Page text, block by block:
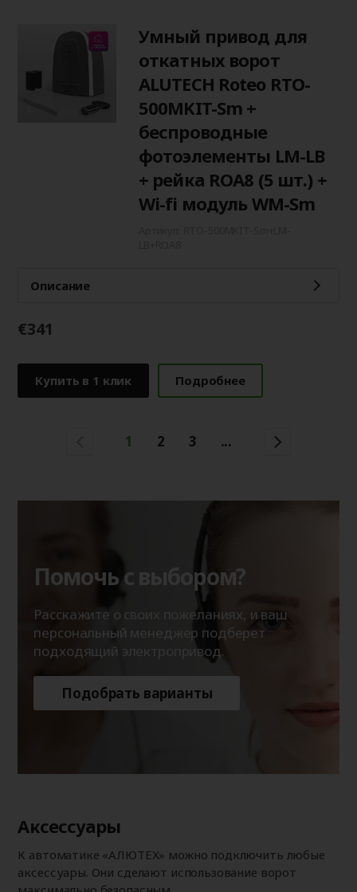
Умный привод для
откатных ворот
ALUTECH Roteo RTO-
500MKIT-Sm +
беспроводные
фотоэлементы LM-LB
+ рейка ROA8 (5 шт.) +
Wi-fi модуль WM-Sm
Описание
€341
Купить в 1 клик Подробнее
1 2 3 ...
Помочь с выбором?
Расскажите о своих пожеланиях, и ваш
персональный менеджер подберет
подходящий электропривод.
Подобрать варианты
Аксессуары
К автоматике «АЛЮТЕХ» можно подключить любые
аксессуары. Они сделают использование ворот